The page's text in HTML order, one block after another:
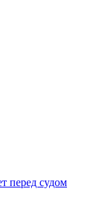
перед судом